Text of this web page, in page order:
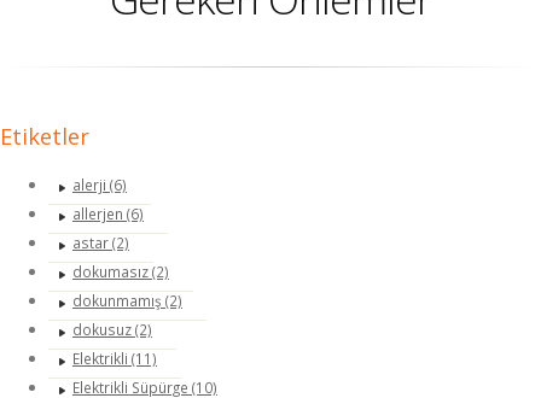
Etiketler
alerji (6)
allerjen (6)
astar (2)
dokumasız (2)
dokunmamış (2)
dokusuz (2)
Elektrikli (11)
Elektrikli Süpürge (10)